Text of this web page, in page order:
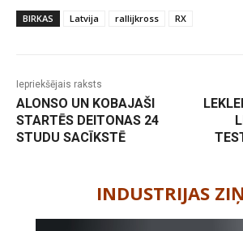
BIRKAS Latvija rallijkross RX
Iepriekšējais raksts
ALONSO UN KOBAJAŠI
STARTĒS DEITONAS 24
STUDU SACĪKSTĒ
INDUSTRIJAS